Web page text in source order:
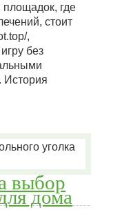
где
стоит
,
без
История
выбор
дома